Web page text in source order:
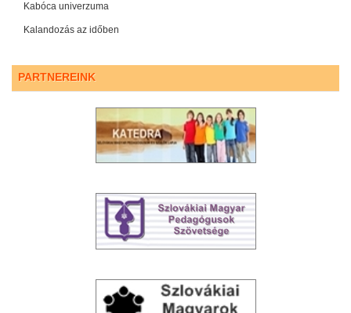
Kabóca univerzuma
Kalandozás az időben
PARTNEREINK